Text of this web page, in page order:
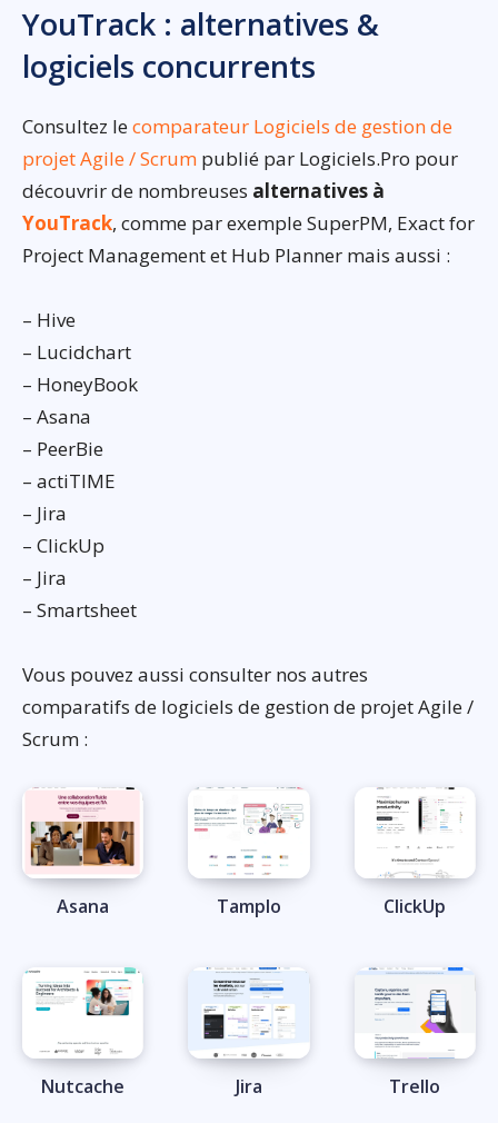
YouTrack : alternatives &
logiciels concurrents
Consultez lecomparateur Logiciels de gestion de
projet Agile / Scrum publié par Logiciels.Pro pour
découvrir de nombreuses alternatives à
YouTrack, comme par exemple SuperPM, Exact for
Project Management et Hub Planner mais aussi :
– Hive
– Lucidchart
– HoneyBook
– Asana
– PeerBie
– actiTIME
– Jira
– ClickUp
– Jira
– Smartsheet
Vous pouvez aussi consulter nos autres
comparatifs de logiciels de gestion de projet Agile /
Scrum :
Asana Tamplo ClickUp
Nutcache Jira Trello